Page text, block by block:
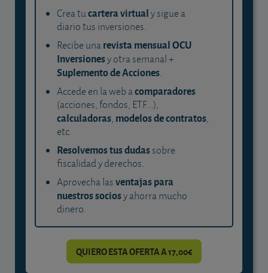
Crea tucartera virtualy sigue a
diario tus inversiones.
Recibe unarevista mensual OCU
Inversionesy otra semanal +
Suplemento de Acciones.
Accede en la web acomparadores
(acciones, fondos, ETF...),
calculadoras, modelos de contratos,
etc.
Resolvemos tus dudassobre
fiscalidad y derechos.
Aprovecha lasventajas para
nuestros sociosy ahorra mucho
dinero.
QUIERO ESTA OFERTA A 17,00€